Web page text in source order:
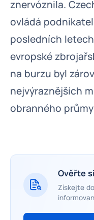
znervóznila.
ovládá
posledních
evropské
na burzu byl
nejvýraznějších
obranného
Ověřte
Získejte